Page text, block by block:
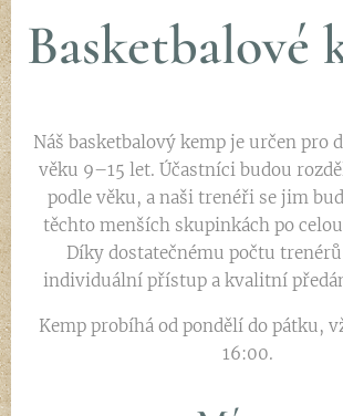
Basketbalové
Náš basketbalový kemp je určen pro
věku 9–15 let. Účastníci budou
podle věku, a naši trenéři se jim
těchto menších skupinkách po
Díky dostatečnému počtu
individuální přístup a kvalitní
Kemp probíhá od pondělí do pátku,
16:00.